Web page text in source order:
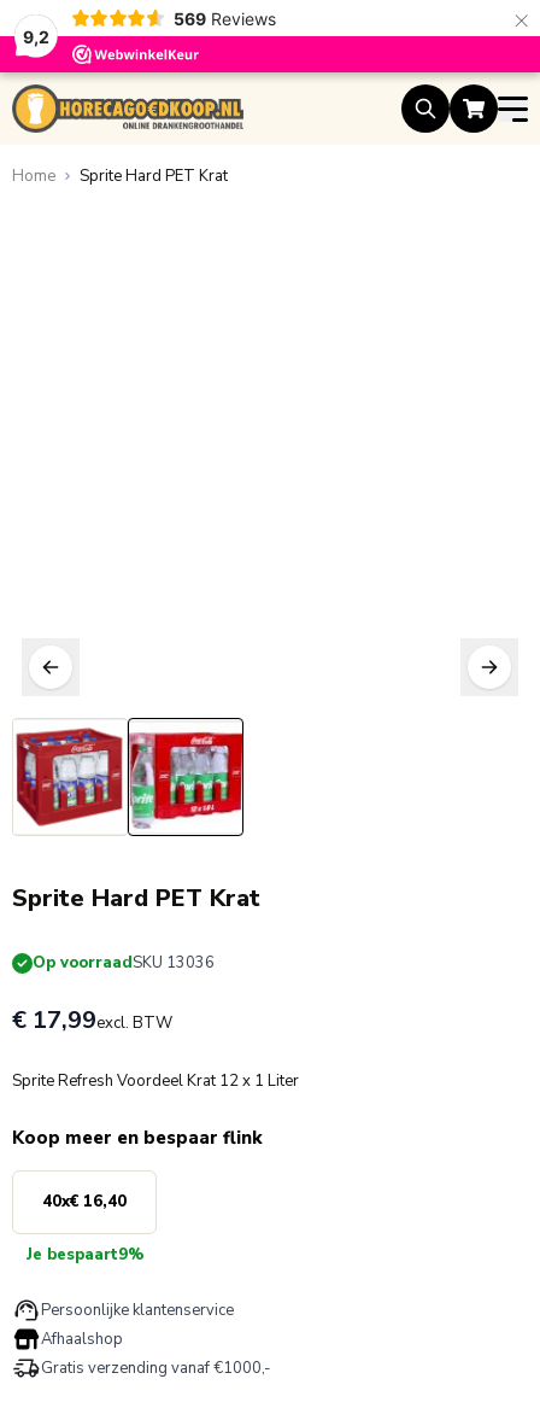
9,2
569 Reviews ×
Ga naar de inhoud
Home Sprite Hard PET Krat
Sprite Hard PET Krat
Op voorraadSKU 13036
€ 17,99excl. BTW
Sprite Refresh Voordeel Krat 12 x 1 Liter
Koop meer en bespaar flink
40x€ 16,40
Je bespaart9%
Persoonlijke klantenservice
Afhaalshop
Gratis verzending vanaf €1000,-